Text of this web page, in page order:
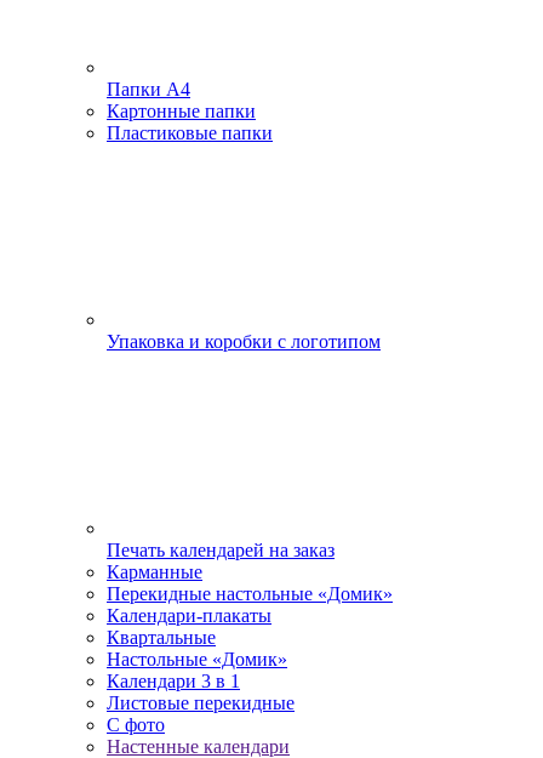
Папки А4
Картонные папки
Пластиковые папки
Упаковка и коробки с логотипом
Печать календарей на заказ
Карманные
Перекидные настольные «Домик»
Календари-плакаты
Квартальные
Настольные «Домик»
Календари 3 в 1
Листовые перекидные
С фото
Настенные календари